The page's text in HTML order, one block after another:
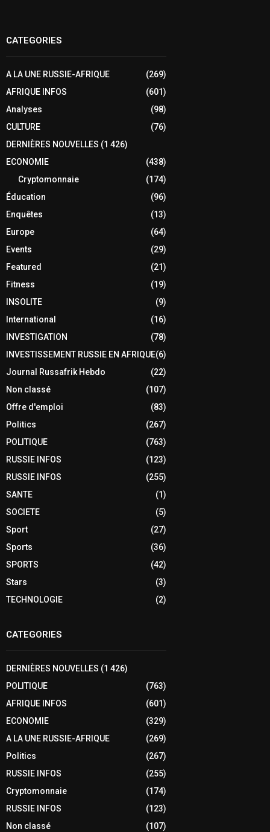
CATEGORIES
A LA UNE RUSSIE-AFRIQUE
(269)
AFRIQUE INFOS
(601)
Analyses
(98)
CULTURE
(76)
DERNIÈRES NOUVELLES (1 426)
ECONOMIE
(438)
Cryptomonnaie
(174)
Éducation
(96)
Enquêtes
(13)
Europe
(64)
Events
(29)
Featured
(21)
Fitness
(19)
INSOLITE
(9)
International
(16)
INVESTIGATION
(78)
INVESTISSEMENT RUSSIE EN AFRIQUE(6)
Journal Russafrik Hebdo
(22)
Non classé
(107)
Offre d'emploi
(83)
Politics
(267)
POLITIQUE
(763)
RUSSIE INFOS
(123)
RUSSIE INFOS
(255)
SANTE
(1)
SOCIETE
(5)
Sport
(27)
Sports
(36)
SPORTS
(42)
Stars
(3)
TECHNOLOGIE
(2)
CATEGORIES
DERNIÈRES NOUVELLES (1 426)
POLITIQUE
(763)
AFRIQUE INFOS
(601)
ECONOMIE
(329)
A LA UNE RUSSIE-AFRIQUE
(269)
Politics
(267)
RUSSIE INFOS
(255)
Cryptomonnaie
(174)
RUSSIE INFOS
(123)
Non classé
(107)